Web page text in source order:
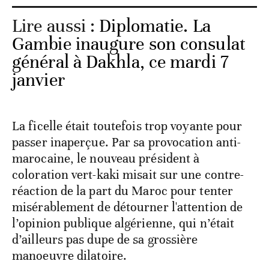
Lire aussi : Diplomatie. La
Gambie inaugure son consulat
général à Dakhla, ce mardi 7
janvier
La ficelle était toutefois trop voyante pour
passer inaperçue. Par sa provocation anti-
marocaine, le nouveau président à
coloration vert-kaki misait sur une contre-
réaction de la part du Maroc pour tenter
misérablement de détourner l'attention de
l’opinion publique algérienne, qui n’était
d’ailleurs pas dupe de sa grossière
manoeuvre dilatoire.